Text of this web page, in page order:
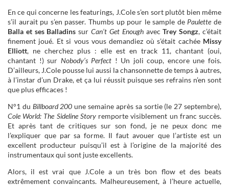
En ce qui concerne les featurings, J.Cole s’en sort plutôt bien même
s’il aurait pu s’en passer. Thumbs up pour le sample de Paulette de
Balla et ses Balladins surCan’t Get EnoughavecTrey Songz, c’était
finement joué. Et si vous vous demandiez où s’était cachée Missy
Elliott, ne cherchez plus : elle est en track 11, chantant (oui,
chantant !) sur Nobody’s Perfect ! Un joli coup, encore une fois.
D’ailleurs, J.Cole pousse lui aussi la chansonnette de temps à autres,
à l’instar d’un Drake, et ça lui réussit puisque ses refrains n’en sont
que plus efficaces !
N°1 du Billboard 200 une semaine après sa sortie (le 27 septembre),
Cole World: The Sideline Storyremporte visiblement un franc succès.
Et après tant de critiques sur son fond, je ne peux donc me
l’expliquer que par sa forme. Il faut avouer que l’artiste est un
excellent producteur puisqu’il est à l’origine de la majorité des
instrumentaux qui sont juste excellents.
Alors, il est vrai que J.Cole a un très bon flow et des beats
extrêmement convaincants. Malheureusement, à l’heure actuelle,